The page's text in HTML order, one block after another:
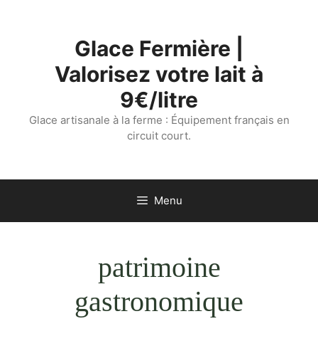
Glace Fermière |
Valorisez votre lait à
9€/litre
Glace artisanale à la ferme : Équipement français en
circuit court.
Menu
patrimoine
gastronomique